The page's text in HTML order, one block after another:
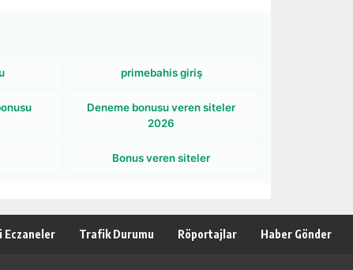
primebahis giriş
Deneme bonusu veren siteler
2026
Bonus veren siteler
Eczaneler Trafik Durumu Röportajlar Haber Gönder